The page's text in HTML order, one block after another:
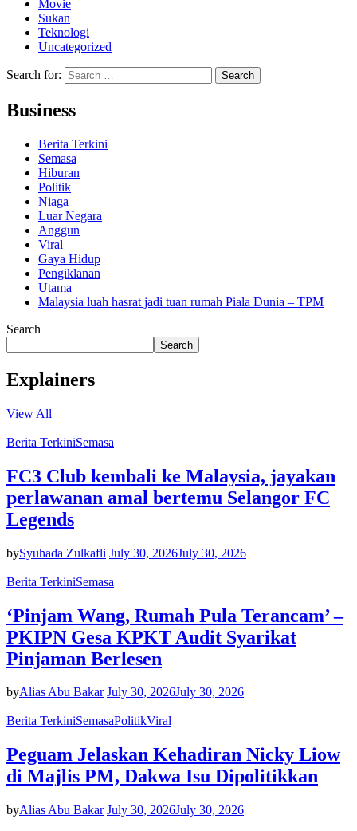
Movie
Sukan
Teknologi
Uncategorized
Search for:
Business
Berita Terkini
Semasa
Hiburan
Politik
Niaga
Luar Negara
Anggun
Viral
Gaya Hidup
Pengiklanan
Utama
Malaysia luah hasrat jadi tuan rumah Piala Dunia – TPM
Search
Search
Explainers
View All
Berita TerkiniSemasa
FC3 Club kembali ke Malaysia, jayakan
perlawanan amal bertemu Selangor FC
Legends
bySyuhada Zulkafli July 30, 2026July 30, 2026
Berita TerkiniSemasa
‘Pinjam Wang, Rumah Pula Terancam’ –
PKIPN Gesa KPKT Audit Syarikat
Pinjaman Berlesen
byAlias Abu Bakar July 30, 2026July 30, 2026
Berita TerkiniSemasaPolitikViral
Peguam Jelaskan Kehadiran Nicky Liow
di Majlis PM, Dakwa Isu Dipolitikkan
byAlias Abu Bakar July 30, 2026July 30, 2026